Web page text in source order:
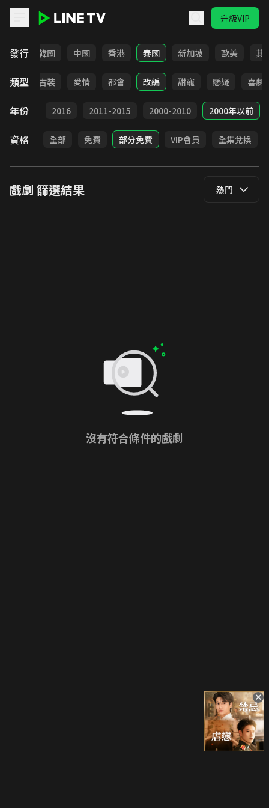
升級VIP
發行
日本 韓國 中國 香港 泰國 新加坡 歐美 其
類型
家庭 古裝 愛情 都會 改編 甜寵 懸疑 喜劇
年份
2017 2016 2011-2015 2000-2010 2000年以前
資格 全部 免費 部分免費 VIP會員 全集兌換
戲劇 篩選結果 熱門
沒有符合條件的戲劇